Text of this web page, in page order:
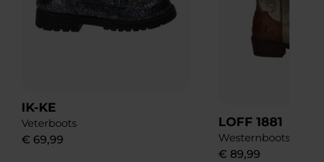
IK-KE
Veterboots
€ 69,99
LOFF 1881
Westernboots
€ 89,99